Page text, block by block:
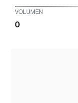
VOLUMEN
0